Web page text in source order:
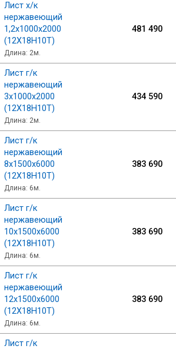
Лист х/к
нержавеющий
1,2х1000х2000
(12Х18Н10Т)
Длина: 2м.
481 490
Лист г/к
нержавеющий
3х1000х2000
(12Х18Н10Т)
Длина: 2м.
434 590
Лист г/к
нержавеющий
8х1500х6000
(12Х18Н10Т)
Длина: 6м.
383 690
Лист г/к
нержавеющий
10х1500х6000
(12Х18Н10Т)
Длина: 6м.
383 690
Лист г/к
нержавеющий
12х1500х6000
(12Х18Н10Т)
Длина: 6м.
383 690
Лист г/к